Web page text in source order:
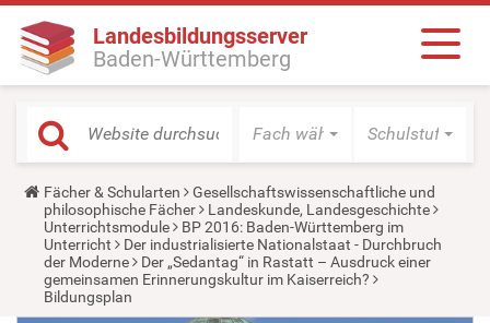
Landesbildungsserver
Baden-Württemberg
Fach wählen Schulstufe
Y
o
u
a
r
e
h
e
Fächer & Schularten
Gesellschaftswissenschaftliche und
philosophische Fächer
Landeskunde, Landesgeschichte
Unterrichtsmodule
BP 2016: Baden-Württemberg im
Unterricht
Der industrialisierte Nationalstaat - Durchbruch
der Moderne
Der „Sedantag“ in Rastatt – Ausdruck einer
gemeinsamen Erinnerungskultur im Kaiserreich?
Bildungsplan